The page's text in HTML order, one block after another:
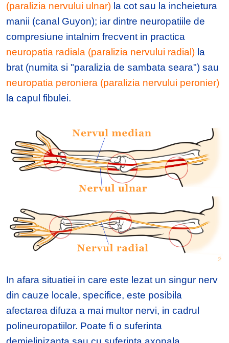
(paralizia nervului ulnar) la cot sau la incheietura
manii (canal Guyon); iar dintre neuropatiile de
compresiune intalnim frecvent in practica
neuropatia radiala (paralizia nervului radial) la
brat (numita si "paralizia de sambata seara") sau
neuropatia peroniera (paralizia nervului peronier)
la capul fibulei.
In afara situatiei in care este lezat un singur nerv
din cauze locale, specifice, este posibila
afectarea difuza a mai multor nervi, in cadrul
polineuropatiilor. Poate fi o suferinta